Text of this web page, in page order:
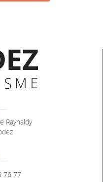
:
Raynaldy
de téléphone :
76 77